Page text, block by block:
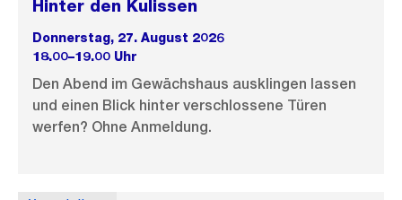
Hinter den Kulissen
Donnerstag, 27. August 2026
18.00–19.00 Uhr
Den Abend im Gewächshaus ausklingen lassen
und einen Blick hinter verschlossene Türen
werfen? Ohne Anmeldung.